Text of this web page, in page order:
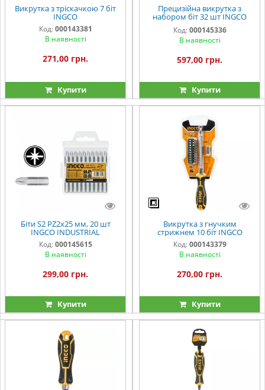
Викрутка з тріскачкою 7 біт
INGCO
Код: 000143381
В наявності
271,00 грн.
Купити
Прецизійна викрутка з
набором біт 32 шт INGCO
INDUSTRIAL
Код: 000145336
В наявності
597,00 грн.
Купити
Біти S2 PZ2х25 мм, 20 шт
INGCO INDUSTRIAL
Код: 000145615
В наявності
299,00 грн.
Купити
Викрутка з гнучким
стрижнем 10 біт INGCO
Код: 000143379
В наявності
270,00 грн.
Купити